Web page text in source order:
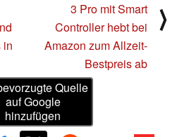
in
3 Pro mit Smart
Controller hebt bei
Amazon zum Allzeit-
Bestpreis ab
⟩
Quelle
auf Google
hinzufügen